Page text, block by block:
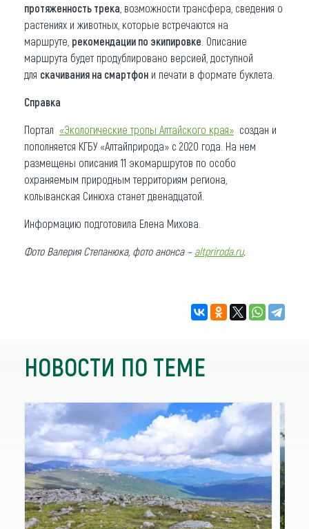
протяженность трека , возможности трансфера, сведения о
растениях и животных, которые встречаются на
маршруте, рекомендации по экипировке . Описание
маршрута будет продублировано версией, доступной
для скачивания на смартфон и печати в формате буклета.
Справка
Портал «Экологические тропы Алтайского края» создан и
пополняется КГБУ «Алтайприрода» с 2020 года. На нем
размещены описания 11 экомаршрутов по особо
охраняемым природным территориям региона,
колыванская Синюха станет двенадцатой.
Информацию подготовила Елена Михова.
Фото Валерия Степанюка, фото анонса – altpriroda.ru.
НОВОСТИ ПО ТЕМЕ